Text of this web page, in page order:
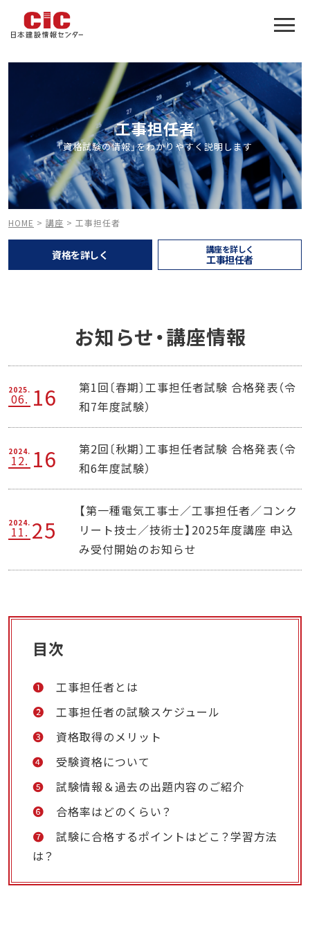
工事担任者
「資格試験の情報」をわかりやすく説明します
HOME > 講座 > 工事担任者
資格を詳しく 講座を詳しく
工事担任者
お知らせ・講座情報
2025.
06. 16
第1回〔春期〕工事担任者試験 合格発表（令
和7年度試験）
2024.
12. 16
第2回〔秋期〕工事担任者試験 合格発表（令
和6年度試験）
2024.
11. 25
【第一種電気工事士／工事担任者／コンク
リート技士／技術士】2025年度講座 申込
み受付開始のお知らせ
目次
❶ 工事担任者とは
❷ 工事担任者の試験スケジュール
❸ 資格取得のメリット
❹ 受験資格について
❺ 試験情報＆過去の出題内容のご紹介
❻ 合格率はどのくらい？
❼ 試験に合格するポイントはどこ？学習方法
は？